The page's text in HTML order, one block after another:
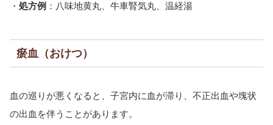
・ 処方例 ：八味地黄丸、牛車腎気丸、温経湯
瘀血（おけつ）
血の巡りが悪くなると、子宮内に血が滞り、不正出血や塊状
の出血を伴うことがあります。